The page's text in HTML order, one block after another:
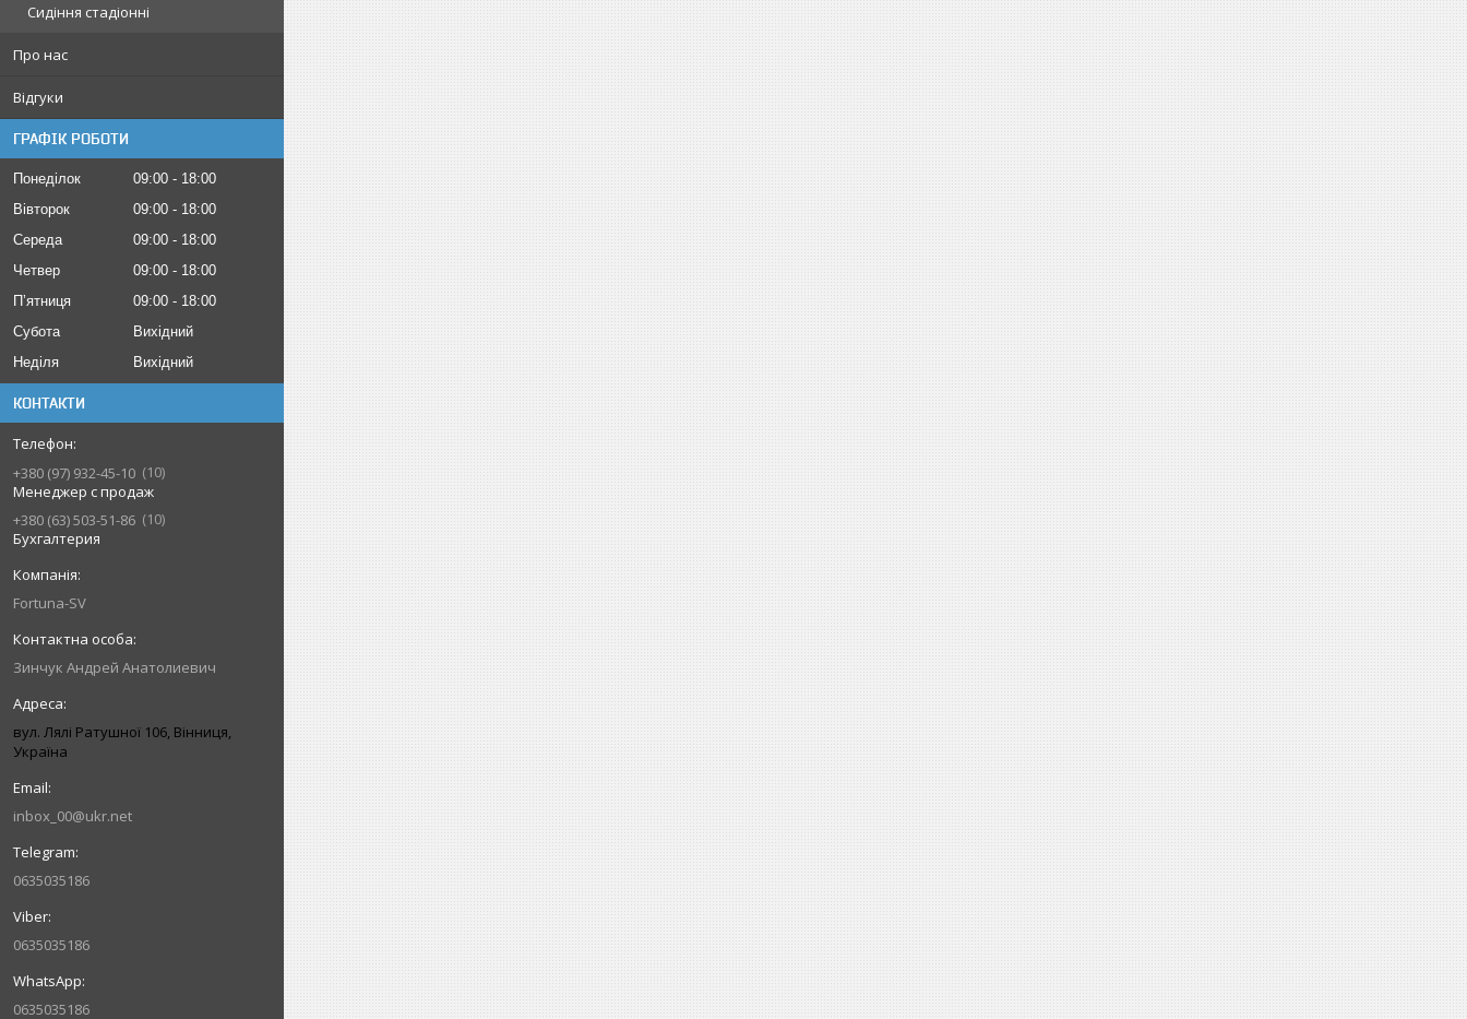
Сидіння стадіонні
Про нас
Відгуки
ГРАФІК РОБОТИ
Понеділок 09:00
18:00
Вівторок
09:00
18:00
Середа
09:00
18:00
Четвер
09:00
18:00
Пʼятниця
09:00
18:00
Субота
Вихідний
Неділя
Вихідний
КОНТАКТИ
+380 (97) 932-45-10
10
Менеджер с продаж
+380 (63) 503-51-86
10
Бухгалтерия
Fortuna-SV
Зинчук Андрей Анатолиевич
вул. Лялі Ратушної 106, Вінниця,
Україна
inbox_00@ukr.net
0635035186
0635035186
0635035186